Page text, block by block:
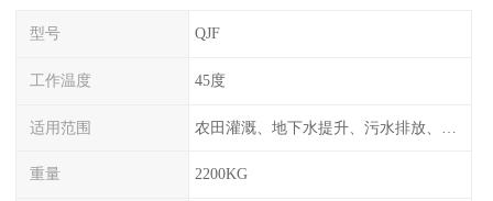
型号 QJF
工作温度 45度
适用范围
重量 2200KG